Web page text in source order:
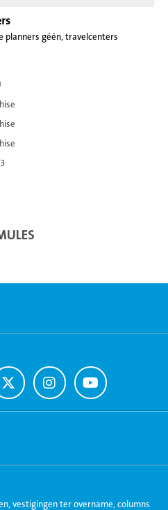
planners géén, travelcenters
Ga
naar
Twitter
Ga
naar
Instagram
Ga
naar
Youtube
vestigingen ter overname, columns